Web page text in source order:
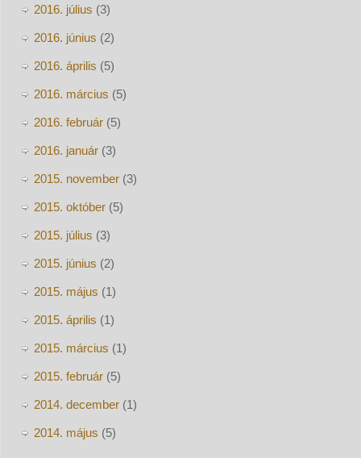
2016. július (3)
2016. június (2)
2016. április (5)
2016. március (5)
2016. február(5)
2016. január(3)
2015. november(3)
2015. október(5)
2015. július (3)
2015. június (2)
2015. május (1)
2015. április (1)
2015. március (1)
2015. február(5)
2014. december(1)
2014. május (5)